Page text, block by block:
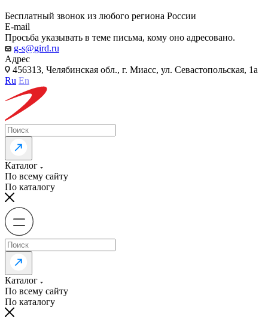
Бесплатный звонок из любого региона России
E-mail
Просьба указывать в теме письма, кому оно адресовано.
g-s@gird.ru
Адрес
456313, Челябинская обл., г. Миасс, ул. Севастопольская, 1а
Ru En
Каталог
По всему сайту
По каталогу
Каталог
По всему сайту
По каталогу